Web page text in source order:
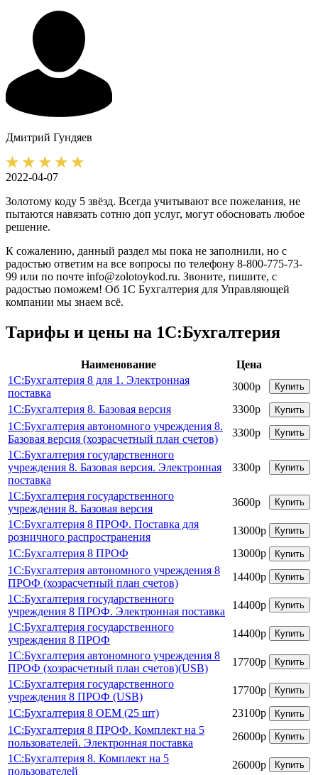
Дмитрий Гундяев
2022-04-07
Золотому коду 5 звёзд. Всегда учитывают все пожелания, не
пытаются навязать сотню доп услуг, могут обосновать любое
решение.
К сожалению, данный раздел мы пока не заполнили, но с
радостью ответим на все вопросы по телефону 8-800-775-73-
99 или по почте info@zolotoykod.ru. Звоните, пишите, с
радостью поможем! Об 1С Бухгалтерия для Управляющей
компании мы знаем всё.
Тарифы и цены на 1С:Бухгалтерия
Наименование
Цена
1С:Бухгалтерия 8 для 1. Электронная
поставка
3000р Купить
1С:Бухгалтерия 8. Базовая версия 3300р Купить
1С:Бухгалтерия автономного учреждения 8.
Базовая версия (хозрасчетный план счетов)
3300р Купить
1С:Бухгалтерия государственного
учреждения 8. Базовая версия. Электронная
поставка
3300р Купить
1С:Бухгалтерия государственного
учреждения 8. Базовая версия
3600р Купить
1С:Бухгалтерия 8 ПРОФ. Поставка для
розничного распространения
13000р Купить
1С:Бухгалтерия 8 ПРОФ 13000р Купить
1С:Бухгалтерия автономного учреждения 8
ПРОФ (хозрасчетный план счетов)
14400р Купить
1С:Бухгалтерия государственного
учреждения 8 ПРОФ. Электронная поставка
14400р Купить
1С:Бухгалтерия государственного
учреждения 8 ПРОФ
14400р Купить
1С:Бухгалтерия автономного учреждения 8
ПРОФ (хозрасчетный план счетов)(USB)
17700р Купить
1С:Бухгалтерия государственного
учреждения 8 ПРОФ (USB)
17700р Купить
1С:Бухгалтерия 8 OEM (25 шт) 23100р Купить
1С:Бухгалтерия 8 ПРОФ. Комплект на 5
пользователей. Электронная поставка
26000р Купить
1С:Бухгалтерия 8. Комплект на 5
пользователей
26000р Купить